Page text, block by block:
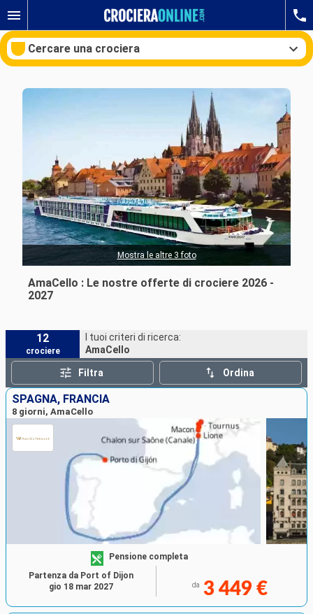
Cercare una crociera
Mesi di partenza
Porti Compagnie
Ricerca
AmaCello : Le nostre offerte di crociere 2026 -
2027
Mostra le altre 3 foto
12
crociere
I tuoi criteri di ricerca:
AmaCello
Filtra Ordina
SPAGNA, FRANCIA
8 giorni, AmaCello
Pensione completa
da 3 449 €
Partenza da Port of Dijon
gio 18 mar 2027